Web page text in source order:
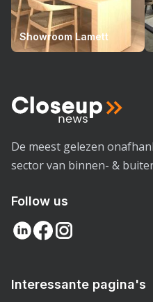
Showroom Lamett
De meest gelezen
sector van binnen- &
Follow us
Interessante pagina's